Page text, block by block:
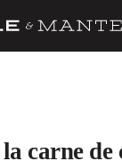
carne de